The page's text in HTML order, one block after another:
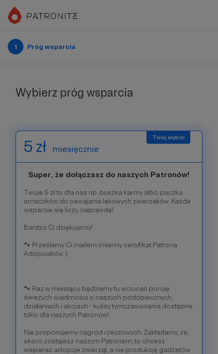
1 Próg wsparcia
Wybierz próg wsparcia
5 zł miesięcznie
Super, że dołączasz do naszych Patronów!
Twoje 5 zł to dla nas np. puszka karmy albo paczka
smaczków do oswajania lękowych zwierzaków. Każde
wsparcie się liczy, naprawdę!
Bardzo Ci dziękujemy!
🐾 Prześlemy Ci mailem imienny certyfikat Patrona
Adopciaków :)
🐾 Raz w miesiącu będziemy tu wrzucać porcję
świeżych wiadmości o naszych podopiecznych,
działaniach i akcjach - kulisy tymczasowania dostępne
tylko dla naszych Patronów!
Nie proponujemy nagród rzeczowych. Zakładamy, że,
skoro zostajesz naszym Patronem, to chcesz
wspierać adopcje zwierząt, a nie produkcję gadżetów